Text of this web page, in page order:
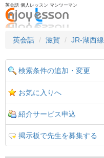
英会話 個人レッスン マンツーマン
英会話
滋賀 JR-湖西線
検索条件の追加・変更
お気に入りへ
紹介サービス申込
掲示板で先生を募集する